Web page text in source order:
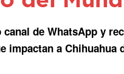
canal de WhatsApp y
impactan a Chihuahua